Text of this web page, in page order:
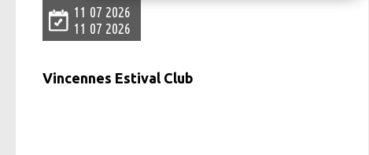
11 07 2026
11 07 2026
Vincennes Estival Club